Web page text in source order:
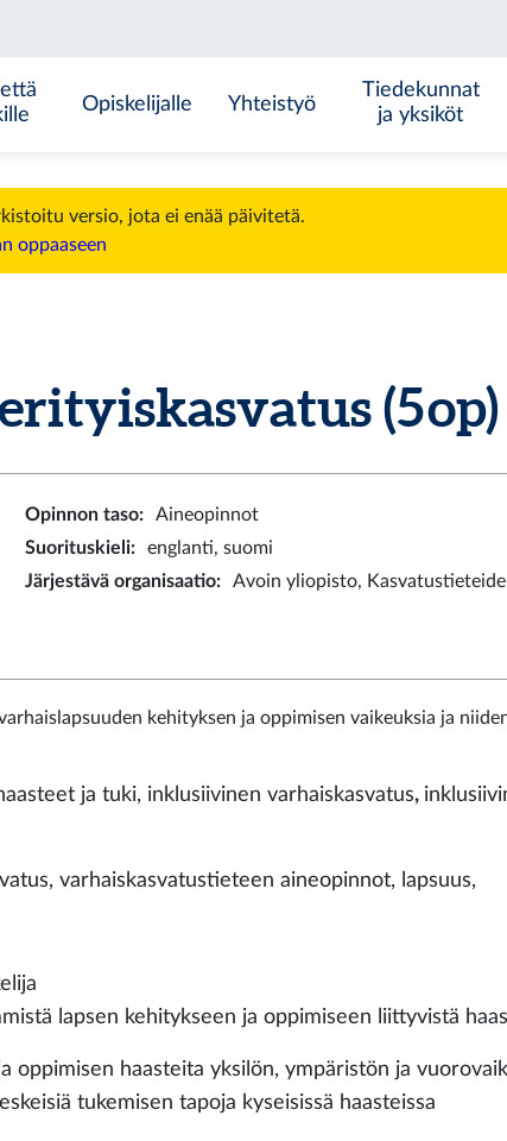
Opiskelijalle Yhteistyö
Tiedekunnat
ja yksiköt
versio, jota ei enää päivitetä.
oppaaseen
(5 op)
Opinnon taso:
Aineopinnot
Suorituskieli:
englanti, suomi
Järjestävä organisaatio:
Avoin yliopisto,
kehityksen ja oppimisen vaikeuksia ja
ja tuki, inklusiivinen varhaiskasvatus,
varhaiskasvatustieteen aineopinnot, lapsuus,
lapsen kehitykseen ja oppimiseen liittyvistä
oppimisen haasteita yksilön, ympäristön ja
tukemisen tapoja kyseisissä haasteissa